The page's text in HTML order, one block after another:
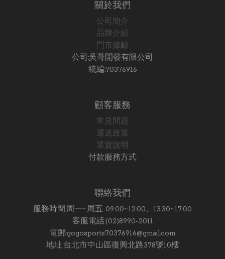
關於我們
公司簡介
品牌介紹
門市據點
公司:吳哥開發有限公司
統編:70376916
顧客服務
常見問題
運送政策
退貨說明
付款服務方式
聯絡我們
服務時間:周一~周五 09:00~12:00、13:30~17:00
客服電話:(02)8990-2011
電郵:gogosports70376916@gmail.com
地址:台北市中山區復興北路378號10樓